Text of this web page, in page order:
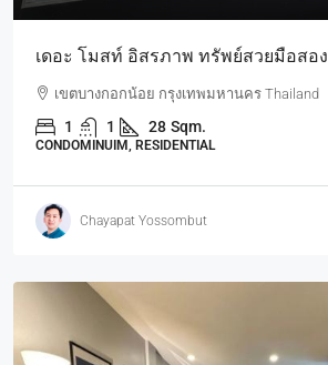
เดอะ โมสท์ อิสรภาพ ทรัพย์สวยมือสอง
เขตบางกอกน้อย กรุงเทพมหานคร Thailand
1 1 28 Sqm.
CONDOMINUIM, RESIDENTIAL
Chayapat Yossombut